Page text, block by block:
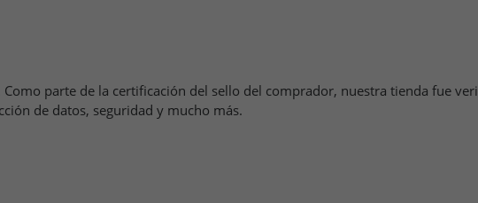
parte de la certificación del sello del comprador, nuestra tienda fue
de datos, seguridad y mucho más.